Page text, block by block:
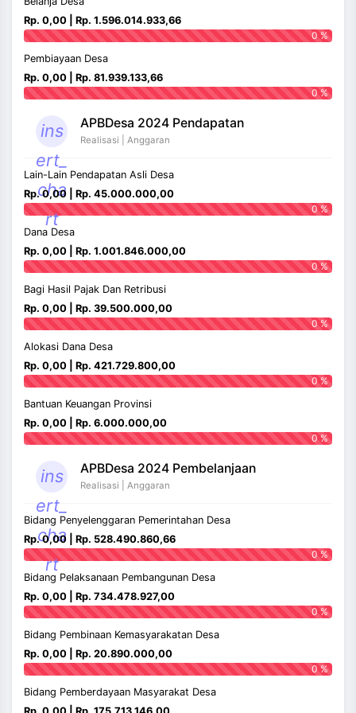
Rp. 0,00 | Rp. 1.596.014.933,66
0 %
Pembiayaan Desa
Rp. 0,00 | Rp. 81.939.133,66
0 %
ins
ert_
cha
rt
APBDesa 2024 Pendapatan
Realisasi | Anggaran
Lain-Lain Pendapatan Asli Desa
Rp. 0,00 | Rp. 45.000.000,00
0 %
Dana Desa
Rp. 0,00 | Rp. 1.001.846.000,00
0 %
Bagi Hasil Pajak Dan Retribusi
Rp. 0,00 | Rp. 39.500.000,00
0 %
Alokasi Dana Desa
Rp. 0,00 | Rp. 421.729.800,00
0 %
Bantuan Keuangan Provinsi
Rp. 0,00 | Rp. 6.000.000,00
0 %
ins
ert_
cha
rt
APBDesa 2024 Pembelanjaan
Realisasi | Anggaran
Bidang Penyelenggaran Pemerintahan Desa
Rp. 0,00 | Rp. 528.490.860,66
0 %
Bidang Pelaksanaan Pembangunan Desa
Rp. 0,00 | Rp. 734.478.927,00
0 %
Bidang Pembinaan Kemasyarakatan Desa
Rp. 0,00 | Rp. 20.890.000,00
0 %
Bidang Pemberdayaan Masyarakat Desa